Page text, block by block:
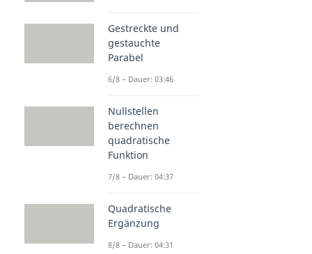
Gestreckte und
gestauchte
Parabel
6/8 – Dauer: 03:46
Nullstellen
berechnen
quadratische
Funktion
7/8 – Dauer: 04:37
Quadratische
Ergänzung
8/8 – Dauer: 04:31